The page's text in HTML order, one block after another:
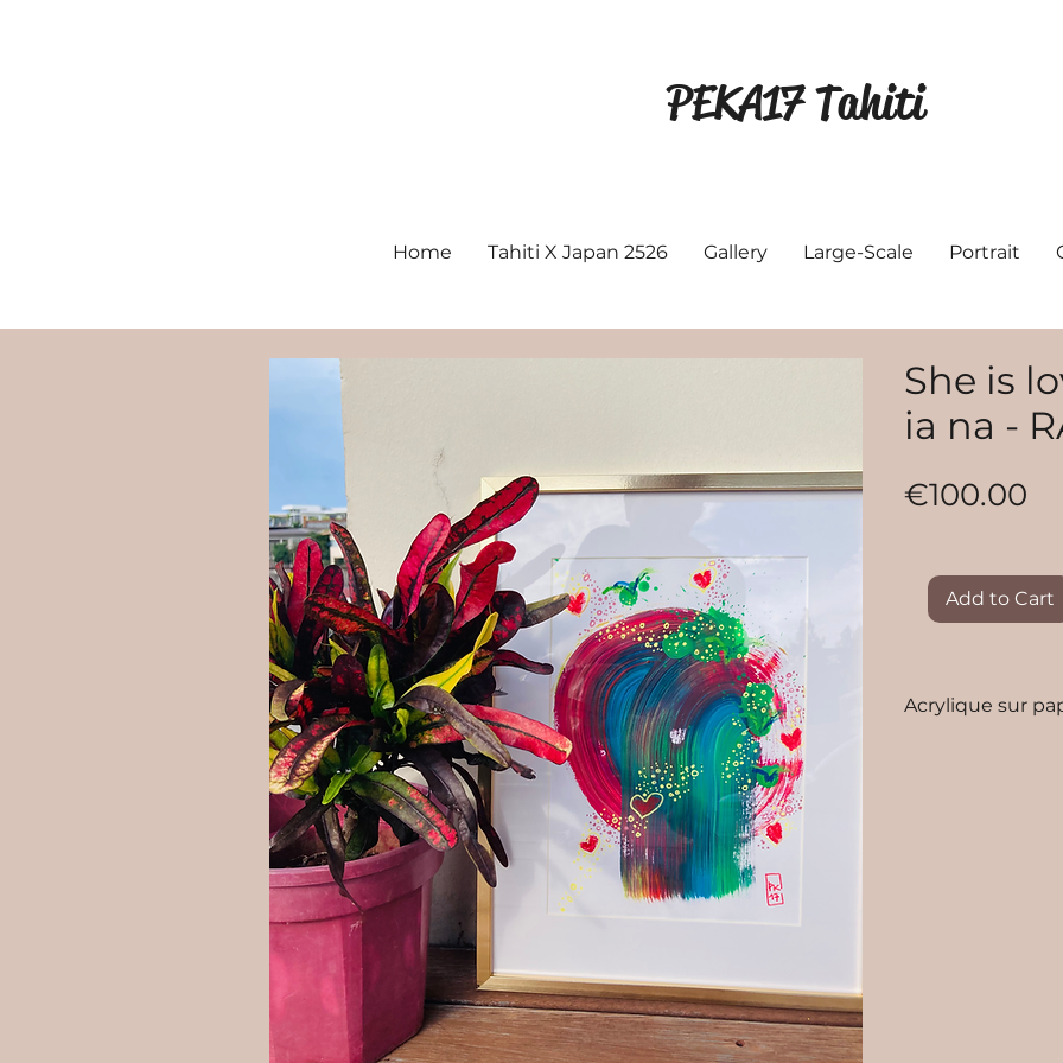
PEKA17 Tahiti
Home Tahiti X Japan 2526 Gallery Large-Scale Portrait
She is
ia na -
€100.00
Add to Cart
Acrylique sur